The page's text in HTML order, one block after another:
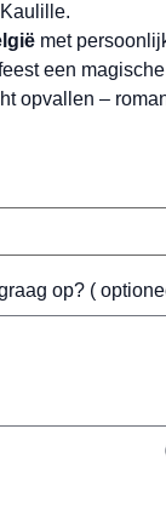
met
een
opvallen –
op? (